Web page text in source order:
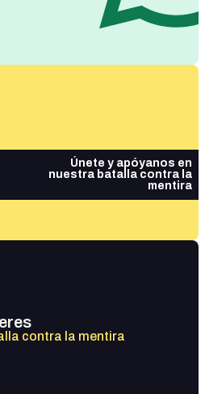
Únete y apóyanos en
nuestra batalla contra la
mentira
contra la mentira